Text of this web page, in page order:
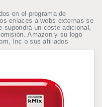
en el programa de
enlaces a webs externas se
supondrá un coste adicional,
Amazon y su logo
Inc o sus afiliados